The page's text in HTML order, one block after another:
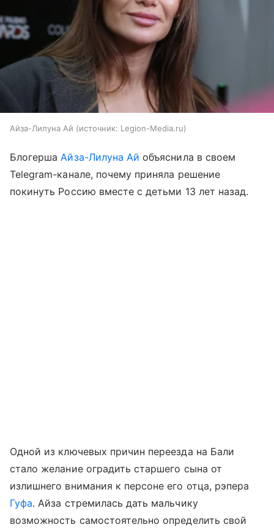
Айза-Лилуна Ай источник: Legion-Media.ru
БлогершаАйза-Лилуна Ай объяснила в своем
Telegram-канале, почему приняла решение
покинуть Россию вместе с детьми 13 лет назад.
Одной из ключевых причин переезда на Бали
стало желание оградить старшего сына от
излишнего внимания к персоне его отца, рэпера
Гуфа. Айза стремилась дать мальчику
возможность самостоятельно определить свой